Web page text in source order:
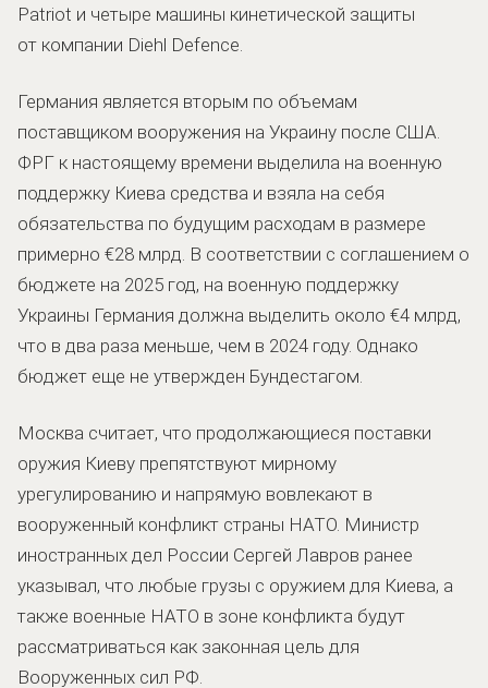
Patriot и четыре машины кинетической защиты
от компании Diehl Defence.
Германия является вторым по объемам
поставщиком вооружения на Украину после США.
ФРГ к настоящему времени выделила на военную
поддержку Киева средства и взяла на себя
обязательства по будущим расходам в размере
примерно €28 млрд. В соответствии с соглашением о
бюджете на 2025 год, на военную поддержку
Украины Германия должна выделить около €4 млрд,
что в два раза меньше, чем в 2024 году. Однако
бюджет еще не утвержден Бундестагом.
Москва считает, что продолжающиеся поставки
оружия Киеву препятствуют мирному
урегулированию и напрямую вовлекают в
вооруженный конфликт страны НАТО. Министр
иностранных дел России Сергей Лавров ранее
указывал, что любые грузы с оружием для Киева, а
также военные НАТО в зоне конфликта будут
рассматриваться как законная цель для
Вооруженных сил РФ.